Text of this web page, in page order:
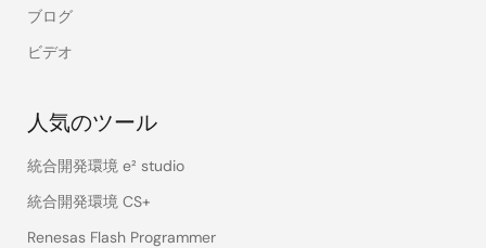
ブログ
ビデオ
人気のツール
統合開発環境 e² studio
統合開発環境 CS+
Renesas Flash Programmer